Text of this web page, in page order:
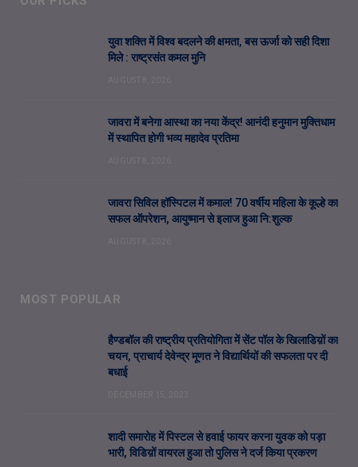
युवा शक्ति में विश्व बदलने की क्षमता, बस ऊर्जा को सही दिशा
मिले : राष्ट्रसंत कमल मुनि
जावरा में बनेगा आस्था का नया केंद्र! आनंदी हनुमान मुक्तिधाम
में स्थापित होगी भव्य महादेव प्रतिमा
जावरा सिविल हॉस्पिटल में कमाल! 70 वर्षीय महिला के कूल्हे का
सफल ऑपरेशन, आयुष्मान से इलाज हुआ नि:शुल्क
MOST POPULAR
हैण्डबॉल की राष्ट्रीय प्रतियोगिता में सेंट पॉल के खिलाडिय़ों का
चयन, प्राचार्य देवेन्द्र मूणत ने विद्यार्थियों की सफलता पर दी
बधाई
शादी समारोह में पिस्टल से हवाई फायर करना युवक को पड़ा
भारी, विडिय़ों वायरल हुआ तो पुलिस ने दर्ज किया प्रकरण